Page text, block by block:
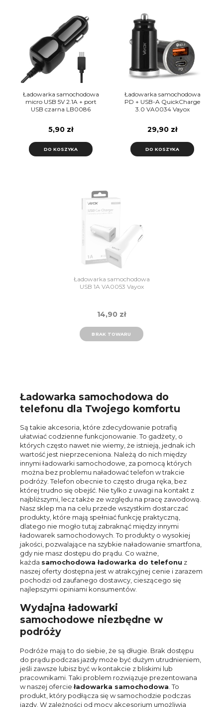
Ładowarka samochodowa
micro USB 5V 2.1A + port
USB czarna LB0086
5,90 zł
DO KOSZYKA
Ładowarka samochodowa
PD + USB-A QuickCharge
3.0 VA0034 Vayox
29,90 zł
DO KOSZYKA
Ładowarka samochodowa
USB 1A VA0053 Vayox
14,90 zł
BRAK TOWARU
Ładowarka samochodowa do
telefonu dla Twojego komfortu
Są takie akcesoria, które zdecydowanie potrafią
ułatwiać codzienne funkcjonowanie. To gadżety, o
których często nawet nie wiemy, że istnieją, jednak ich
wartość jest nieprzeceniona. Należą do nich między
innymi ładowarki samochodowe, za pomocą których
można bez problemu naładować telefon w trakcie
podróży. Telefon obecnie to często druga ręka, bez
której trudno się obejść. Nie tylko z uwagi na kontakt z
najbliższymi, lecz także ze względu na pracę zawodową.
Nasz sklep ma na celu przede wszystkim dostarczać
produkty, które mają spełniać funkcję praktyczną,
dlatego nie mogło tutaj zabraknąć między innymi
ładowarek samochodowych. To produkty o wysokiej
jakości, pozwalające na szybkie naładowanie smartfona,
gdy nie masz dostępu do prądu. Co ważne,
każda samochodowa ładowarka do telefonu z
naszej oferty dostępna jest w atrakcyjnej cenie i zarazem
pochodzi od zaufanego dostawcy, cieszącego się
najlepszymi opiniami konsumentów.
Wydajna ładowarki
samochodowe niezbędne w
podróży
Podróże mają to do siebie, że są długie. Brak dostępu
do prądu podczas jazdy może być dużym utrudnieniem,
jeśli zawsze lubisz być w kontakcie z bliskimi lub
pracownikami. Taki problem rozwiązuje prezentowana
w naszej ofercieładowarka samochodowa . To
produkt, który podłącza się w samochodzie podczas
jazdy. W zależności od mocy akcesorium umożliwia